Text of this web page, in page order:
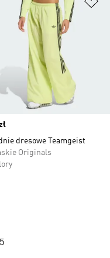
dresowe Teamgeist
Originals